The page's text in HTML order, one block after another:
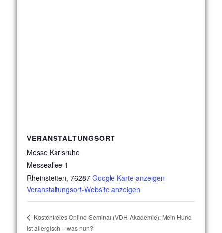
VERANSTALTUNGSORT
Messe Karlsruhe
Messeallee 1
Rheinstetten, 76287 Google Karte anzeigen
Veranstaltungsort-Website anzeigen
Kostenfreies Online-Seminar (VDH-Akademie): Mein Hund
ist allergisch – was nun?